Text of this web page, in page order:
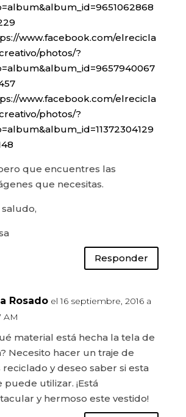
www.facebook.com/elrecicla
photos/?
www.facebook.com/elrecicla
photos/?
que encuentres las
que necesitas.
saludo,
Responder
Rosado el 16 septiembre, 2016 a
AM
material está hecha la tela de
Necesito hacer un traje de
reciclado y deseo saber si esta
puede utilizar. ¡Está
y hermoso este vestido!